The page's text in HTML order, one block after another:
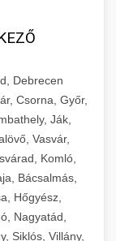
Debrecen
Csorna, Győr,
Ják,
Vasvár,
Komló,
Bácsalmás,
Hőgyész,
Nagyatád,
Siklós, Villány,